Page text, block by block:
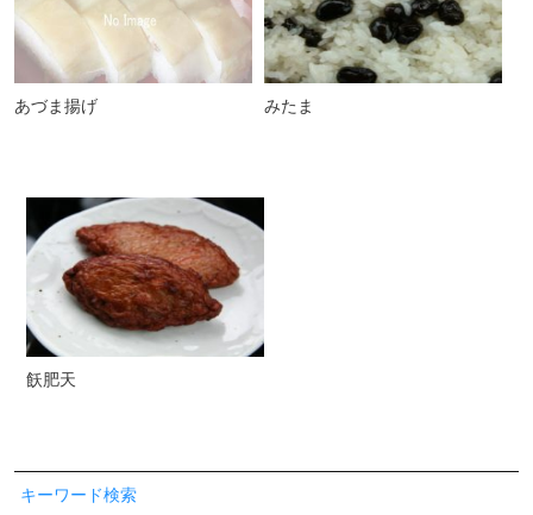
あづま揚げ みたま
飫肥天
キーワード検索